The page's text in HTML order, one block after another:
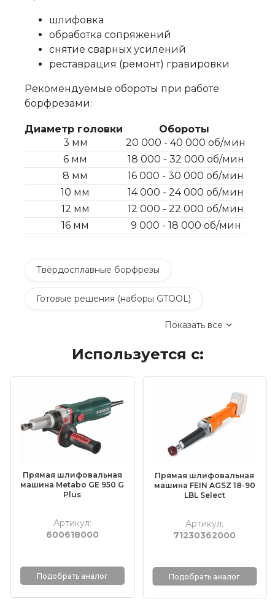
шлифовка
обработка сопряжений
снятие сварных усилений
реставрация (ремонт) гравировки
Рекомендуемые обороты при работе
борфрезами:
Диаметр головки
Обороты
3 мм
20 000 - 40 000 об/мин
6 мм
18 000 - 32 000 об/мин
8 мм
16 000 - 30 000 об/мин
10 мм
14 000 - 24 000 об/мин
12 мм
12 000 - 22 000 об/мин
16 мм
9 000 - 18 000 об/мин
Твёрдосплавные борфрезы
Готовые решения (наборы GTOOL)
Сверлильные станки и сверла
Электроинструмент Пневмоинструмент
Насадки для граверов
Дополнительные комплектующие
Средства индивидуальной защиты
Абразивные материалы
Показать все
Используется с:
Прямая шлифовальная
машина Metabo GE 950 G
Plus
Артикул:
600618000
Подобрать аналог
Прямая шлифовальная
машина FEIN AGSZ 18-90
LBL Select
Артикул:
71230362000
Подобрать аналог